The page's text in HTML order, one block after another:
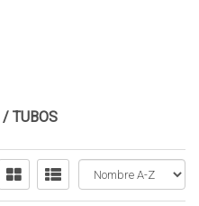
/ TUBOS